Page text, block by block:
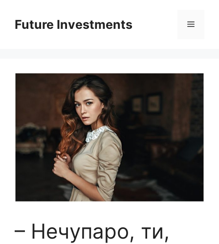
вмістуFuture Investments Меню
– Нечyпаро, ти,